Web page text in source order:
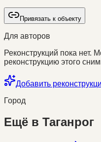
Привязать к объекту
Для авторов
Реконструкций пока нет.
реконструкцию этого
Добавить
Город
Ещё в Таганрог